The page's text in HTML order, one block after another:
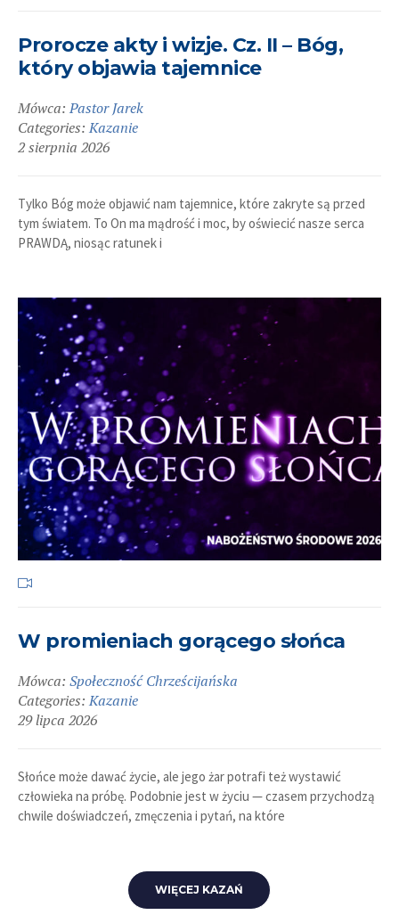
Prorocze akty i wizje. Cz. II – Bóg,
który objawia tajemnice
Mówca:Pastor Jarek
Categories:Kazanie
2 sierpnia 2026
Tylko Bóg może objawić nam tajemnice, które zakryte są przed
tym światem. To On ma mądrość i moc, by oświecić nasze serca
PRAWDĄ, niosąc ratunek i
W promieniach gorącego słońca
Mówca:Społeczność Chrześcijańska
Categories:Kazanie
29 lipca 2026
Słońce może dawać życie, ale jego żar potrafi też wystawić
człowieka na próbę. Podobnie jest w życiu — czasem przychodzą
chwile doświadczeń, zmęczenia i pytań, na które
WIĘCEJ KAZAŃ